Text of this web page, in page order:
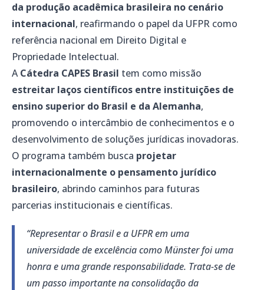
da produção acadêmica brasileira no cenário
internacional, reafirmando o papel da UFPR como
referência nacional em Direito Digital e
Propriedade Intelectual.
ACátedra CAPES Brasil tem como missão
estreitar laços científicos entre instituições de
ensino superior do Brasil e da Alemanha,
promovendo o intercâmbio de conhecimentos e o
desenvolvimento de soluções jurídicas inovadoras.
O programa também busca projetar
internacionalmente o pensamento jurídico
brasileiro, abrindo caminhos para futuras
parcerias institucionais e científicas.
“Representar o Brasil e a UFPR em uma
universidade de excelência como Münster foi uma
honra e uma grande responsabilidade. Trata-se de
um passo importante na consolidação da